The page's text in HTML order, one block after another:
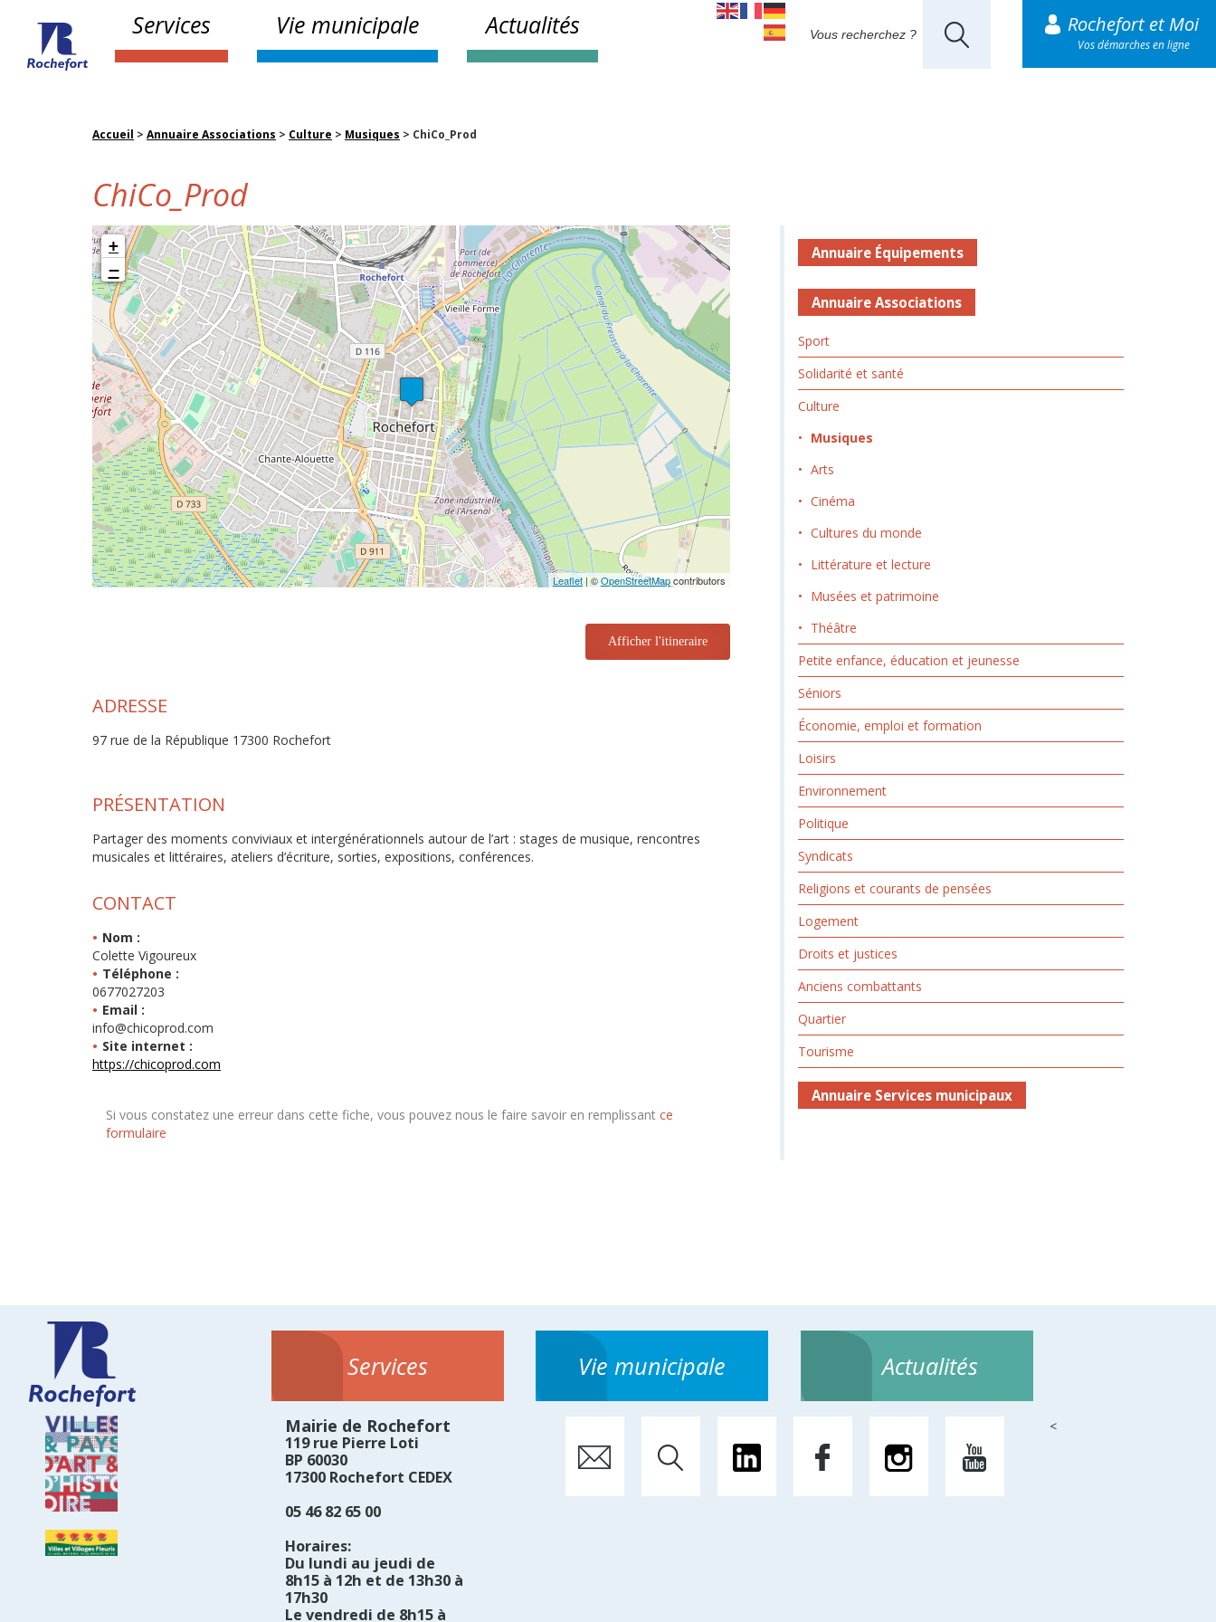
Services Vie municipale Actualités Rochefort et Moi
Vos démarches en ligne
Accueil > Annuaire Associations > Culture > Musiques > ChiCo_Prod
ChiCo_Prod
+
−
Leaflet| ©OpenStreetMapcontributors
Afficher l'itineraire
ADRESSE
97 rue de la République 17300 Rochefort
PRÉSENTATION
Partager des moments conviviaux et intergénérationnels autour de l’art : stages de musique, rencontres
musicales et littéraires, ateliers d’écriture, sorties, expositions, conférences.
CONTACT
Nom :
Colette Vigoureux
Téléphone :
0677027203
Email :
info@chicoprod.com
Site internet :
https://chicoprod.com
Si vous constatez une erreur dans cette fiche, vous pouvez nous le faire savoir en remplissant ce
formulaire
Annuaire Équipements
Annuaire Associations
Sport
Solidarité et santé
Culture
Musiques
Arts
Cinéma
Cultures du monde
Littérature et lecture
Musées et patrimoine
Théâtre
Petite enfance, éducation et jeunesse
Séniors
Économie, emploi et formation
Loisirs
Environnement
Politique
Syndicats
Religions et courants de pensées
Logement
Droits et justices
Anciens combattants
Quartier
Tourisme
Annuaire Services municipaux
Services Vie municipale Actualités
Mairie de Rochefort
119 rue Pierre Loti
BP 60030
17300 Rochefort CEDEX
05 46 82 65 00
Horaires:
Du lundi au jeudi de
8h15 à 12h et de 13h30 à
17h30
Le vendredi de 8h15 à
<